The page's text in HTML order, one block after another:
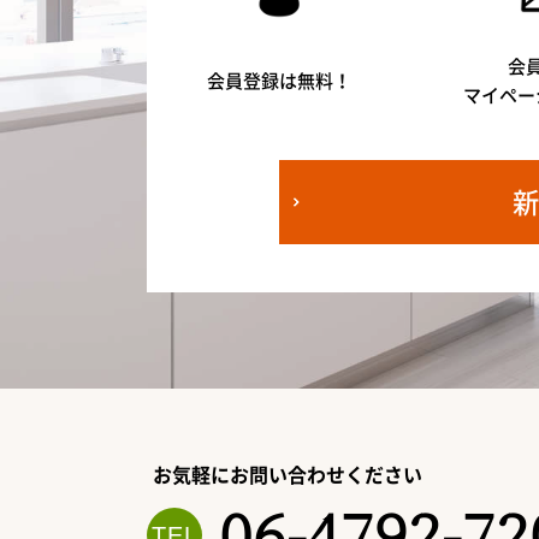
会員登録は無料！
会
マイペ
お気軽にお問い合わせください